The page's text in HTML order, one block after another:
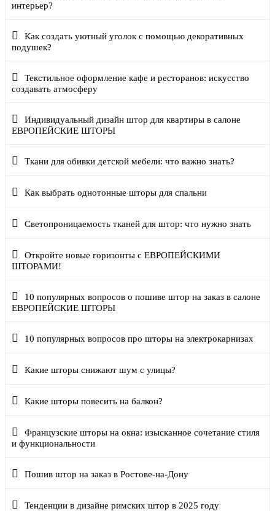
интерьер?
Как создать уютный уголок с помощью декоративных
подушек?
Текстильное оформление кафе и ресторанов: искусство
создавать атмосферу
Индивидуальный дизайн штор для квартиры в салоне
ЕВРОПЕЙСКИЕ ШТОРЫ
Ткани для обивки детской мебели: что важно знать?
Как выбрать однотонные шторы для спальни
Светопроницаемость тканей для штор: что нужно знать
Откройте новые горизонты с ЕВРОПЕЙСКИМИ
ШТОРАМИ!
10 популярных вопросов о пошиве штор на заказ в салоне
ЕВРОПЕЙСКИЕ ШТОРЫ
10 популярных вопросов про шторы на электрокарнизах
Какие шторы снижают шум с улицы?
Какие шторы повесить на балкон?
Французские шторы на окна: изысканное сочетание стиля
и функциональности
Пошив штор на заказ в Ростове-на-Дону
Тенденции в дизайне римских штор в 2025 году